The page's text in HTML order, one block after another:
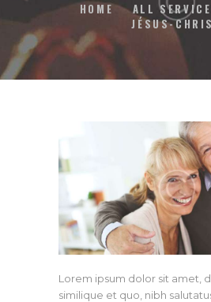
HOME ALL
JÉSUS-
Lorem ipsum dolor sit amet,
similique et quo, nibh